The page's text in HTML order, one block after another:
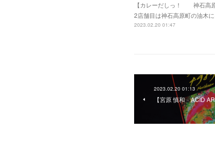
【カレーだしっ！ 神石高原
2店舗目は神石高原町の油木
2023.02.20 01:47
2023.02.20 01:13
【宮原 慎和 ACID